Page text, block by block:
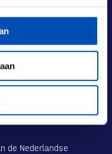
de Nederlandse